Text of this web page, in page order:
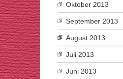
Oktober 2013
September 2013
August 2013
Juli 2013
Juni 2013